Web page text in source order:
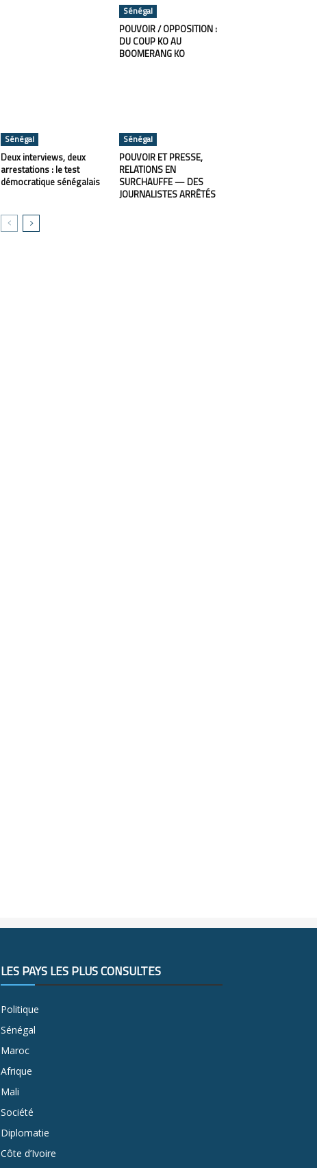
Sénégal
POUVOIR / OPPOSITION :
DU COUP KO AU
BOOMERANG KO
Sénégal
Deux interviews, deux
arrestations : le test
démocratique sénégalais
Sénégal
POUVOIR ET PRESSE,
RELATIONS EN
SURCHAUFFE — DES
JOURNALISTES ARRÊTÉS
LES PAYS LES PLUS CONSULTÉS
Politique
Sénégal
Maroc
Afrique
Mali
Société
Diplomatie
Côte d’Ivoire